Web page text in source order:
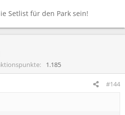
Setlist für den Park sein!
1.185
#144